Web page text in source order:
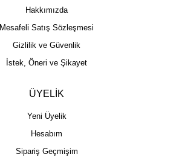
Hakkımızda
Mesafeli Satış Sözleşmesi
Gizlilik ve Güvenlik
İstek, Öneri ve Şikayet
ÜYELİK
Yeni Üyelik
Hesabım
Sipariş Geçmişim